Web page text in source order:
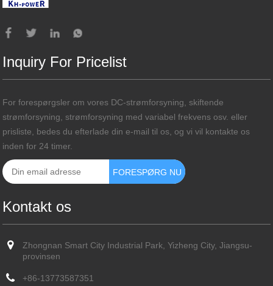
Inquiry For Pricelist
For forespørgsler om vores DC-strømforsyning, skiftende
strømforsyning, strømforsyning med variabel frekvens osv. eller
prisliste, bedes du efterlade din e-mail til os, og vi vil kontakte os
inden for 24 timer.
Kontakt os
Zhongnan Smart City Industrial Park, Yizheng City, Jiangsu-
provinsen
+86-13773587351